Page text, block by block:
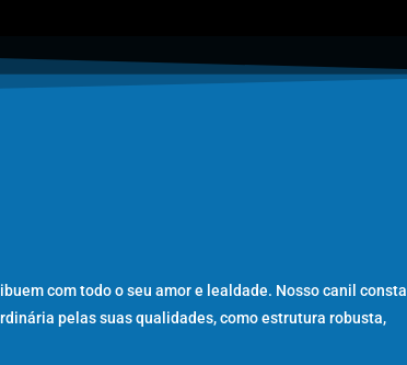
com todo o seu amor e lealdade. Nosso canil consta
pelas suas qualidades, como estrutura robusta,